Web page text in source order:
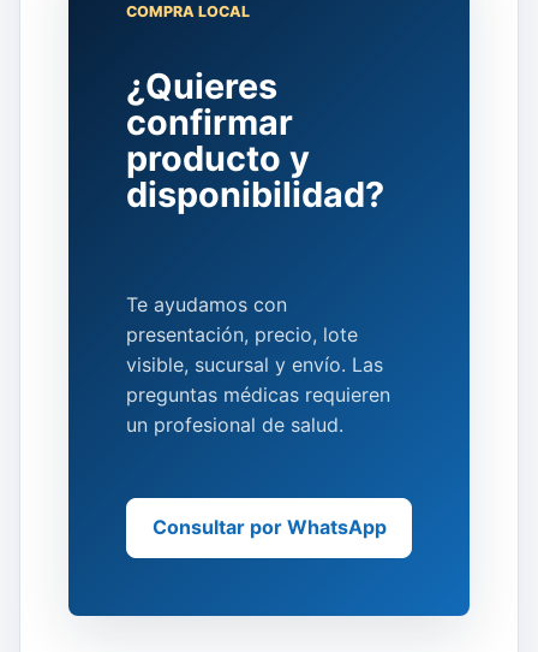
COMPRA LOCAL
¿Quieres
confirmar
producto y
disponibilidad?
Te ayudamos con
presentación, precio, lote
visible, sucursal y envío. Las
preguntas médicas requieren
un profesional de salud.
Consultar por WhatsApp